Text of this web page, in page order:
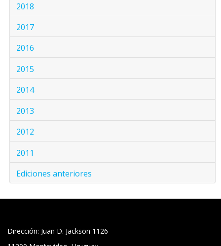
2018
2017
2016
2015
2014
2013
2012
2011
Ediciones anteriores
Dirección: Juan D. Jackson 1126